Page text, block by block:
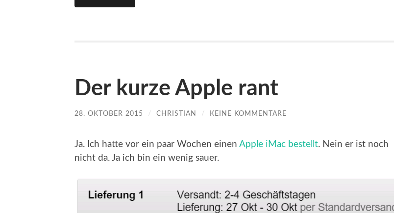
Der kurze Apple rant
28. OKTOBER 2015 / CHRISTIAN / KEINE KOMMENTARE
Ja. Ich hatte vor ein paar Wochen einen Apple iMac bestellt. Nein er ist noch
nicht da. Ja ich bin ein wenig sauer.